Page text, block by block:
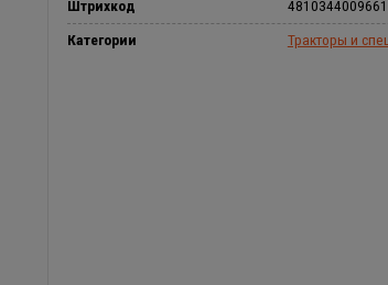
Штрихкод
4810344009661
Категории
Тракторы и